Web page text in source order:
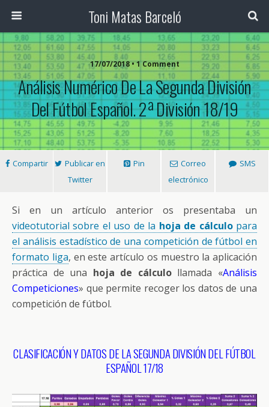
Toni Matas Barceló
17/07/2018 • 1 Comment
Análisis Numérico De La Segunda División
Del Fútbol Español. 2ª División 18/19
Compartir
Publicar en
Twitter
Pin
Correo
electrónico
SMS
Si en un artículo anterior os presentaba un
videotutorial sobre el uso de la hoja de cálculopara
el análisis estadístico de una competición de fútbol en
formato liga, en este artículo os muestro la aplicación
práctica de una hoja de cálculollamada «Análisis
Competiciones» que permite recoger los datos de una
competición de fútbol.
CLASIFICACIÓN Y DATOS DE LA SEGUNDA DIVISIÓN DEL FÚTBOL
ESPAÑOL 17/18